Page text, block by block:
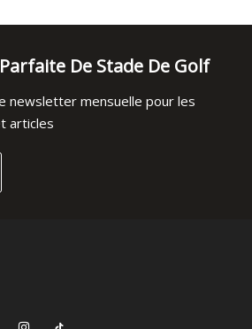
De Stade De Golf
newsletter mensuelle pour les
articles